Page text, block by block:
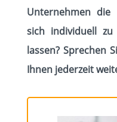
Unternehmen
sich individuell
lassen? Sprechen
Ihnen jederzeit